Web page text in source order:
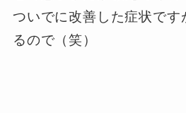
ついでに改善した症状です
るので（笑）